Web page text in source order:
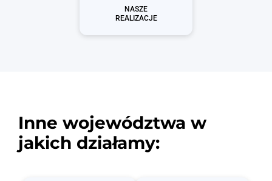
NASZE
REALIZACJE
Inne województwa w
jakich działamy: